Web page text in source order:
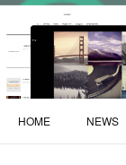
HOME NEWS